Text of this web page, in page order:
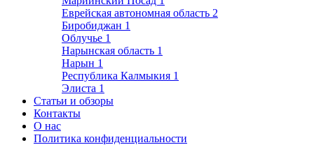
Еврейская автономная область 2
Биробиджан 1
Облучье 1
Нарынская область 1
Нарын 1
Республика Калмыкия 1
Элиста 1
Статьи и обзоры
Контакты
О нас
Политика конфиденциальности